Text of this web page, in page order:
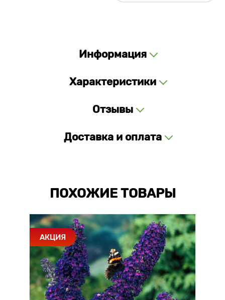
Информация
Характеристики
Отзывы
Доставка и оплата
ПОХОЖИЕ ТОВАРЫ
АКЦИЯ